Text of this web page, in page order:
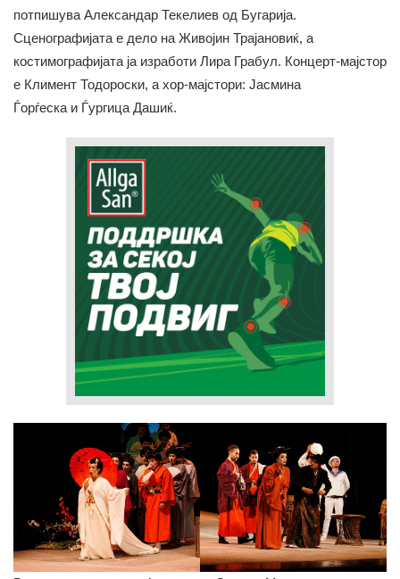
потпишува Александар Текелиев од Бугарија.
Сценографијата е дело на Живојин Трајановиќ, а
костимографијата ја изработи Лира Грабул. Концерт-мајстор
е Климент Тодороски, а хор-мајстори: Јасмина
Ѓорѓеска и Ѓургица Дашиќ.